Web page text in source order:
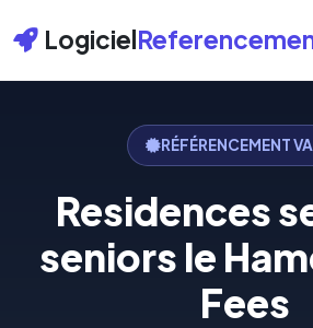
Logiciel
RÉFÉRENCEMENT
Residences
seniors le
Fees